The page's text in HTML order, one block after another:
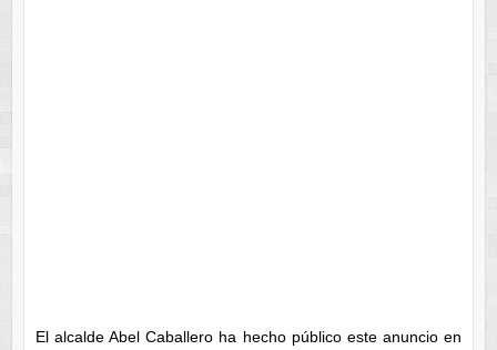
El alcalde Abel Caballero ha hecho público este anuncio en